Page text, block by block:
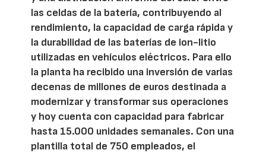
las celdas de la batería, contribuyendo al
rendimiento, la capacidad de carga rápida y
la durabilidad de las baterías de ion-litio
utilizadas en vehículos eléctricos. Para ello
la planta ha recibido una inversión de varias
decenas de millones de euros destinada a
modernizar y transformar sus operaciones
y hoy cuenta con capacidad para fabricar
hasta 15.000 unidades semanales. Con una
plantilla total de 750 empleados, el